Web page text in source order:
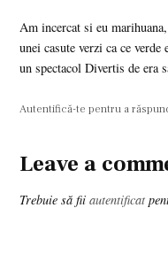
Am incercat si eu
unei casute verzi ca ce
un spectacol Divertis de
Autentifică-te pentru a
Leave
comment
Trebuie să fiiautentificat
Leave a